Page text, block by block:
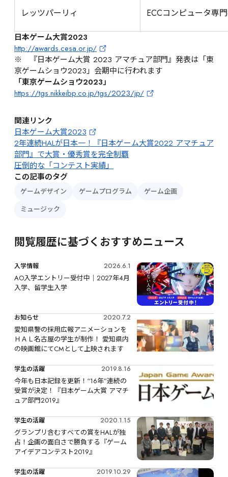
レッツパーリィ ECCコンピュータ専
日本ゲーム大賞2023
http://awards.cesa.or.jp/
※　『日本ゲーム大賞 2023 アマチュア部門』発表は「東
京ゲームショウ2023」会期中に行われます
「東京ゲームショウ2023」
https://tgs.nikkeibp.co.jp/tgs/2023/jp/
関連リンク
日本ゲーム大賞2023
2年連続HALが日本一！『日本ゲーム大賞2022 アマチュア
部門』で大賞・優秀賞を完全制覇
圧倒的な「コンテスト実績」
この記事のタグ
ゲームデザイン ゲームプログラム
ゲーム企画
ミュージック
閲覧履歴に基づくおすすめニュース
入学情報
2026.6.1
AO入学エントリー受付中｜2027年4月
入学、留学生入学
お知らせ
2020.7.2
愛知県警の採用広報アニメーションを
ＨＡＬ名古屋の学生が制作！ 愛知県内
の映画館にてCMとして上映されます
学生の活躍
2019.8.16
今年も日本記録を更新！“16年”連続の
受賞が決定！『日本ゲーム大賞 アマチ
ュア部門2019』
学生の活躍
2020.1.15
グランプリ含むすべての賞をHALが独
占！企画の面白さで勝負する『ゲーム
アイデアコンテスト2019』
学生の活躍
2019.10.29